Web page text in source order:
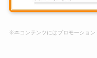
※本コンテンツにはプロモーション